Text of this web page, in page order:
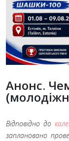
Анонс.
Відповідно до
заплановано